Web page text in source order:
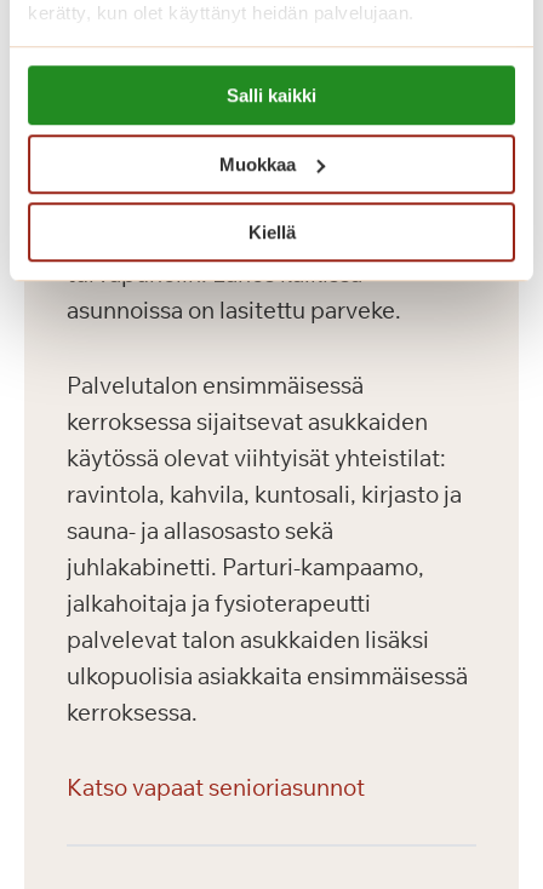
kerätty, kun olet käyttänyt heidän palvelujaan.
Lue lisää evästeistä:
https://sagacare.fi/evasteet/
Salli kaikki
Muokkaa
Kiellä
toteutettu yksityisten Saga-
palvelutalojen korkeiden
laatukriteerien mukaisesti. Meillä asut
omassa kodissasi, jonka voit sisustaa
mieleiseksesi. Kaikissa asunnoissa on
avara pohjaratkaisu, nykyaikainen
keittiö, esteetön kylpyhuone sekä
turvapuhelin. Lähes kaikissa
asunnoissa on lasitettu parveke.
Palvelutalon ensimmäisessä
kerroksessa sijaitsevat asukkaiden
käytössä olevat viihtyisät yhteistilat:
ravintola, kahvila, kuntosali, kirjasto ja
sauna- ja allasosasto sekä
juhlakabinetti. Parturi-kampaamo,
jalkahoitaja ja fysioterapeutti
palvelevat talon asukkaiden lisäksi
ulkopuolisia asiakkaita ensimmäisessä
kerroksessa.
Katso vapaat senioriasunnot